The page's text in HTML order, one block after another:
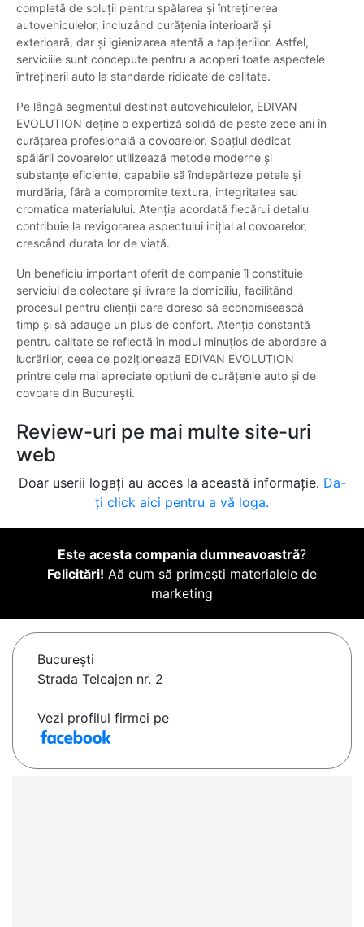
completă de soluții pentru spălarea și întreținerea
autovehiculelor, incluzând curățenia interioară și
exterioară, dar și igienizarea atentă a tapițeriilor. Astfel,
serviciile sunt concepute pentru a acoperi toate aspectele
întreținerii auto la standarde ridicate de calitate.
Pe lângă segmentul destinat autovehiculelor, EDIVAN
EVOLUTION deține o expertiză solidă de peste zece ani în
curățarea profesională a covoarelor. Spațiul dedicat
spălării covoarelor utilizează metode moderne și
substanțe eficiente, capabile să îndepărteze petele și
murdăria, fără a compromite textura, integritatea sau
cromatica materialului. Atenția acordată fiecărui detaliu
contribuie la revigorarea aspectului inițial al covoarelor,
crescând durata lor de viață.
Un beneficiu important oferit de companie îl constituie
serviciul de colectare și livrare la domiciliu, facilitând
procesul pentru clienții care doresc să economisească
timp și să adauge un plus de confort. Atenția constantă
pentru calitate se reflectă în modul minuțios de abordare a
lucrărilor, ceea ce poziționează EDIVAN EVOLUTION
printre cele mai apreciate opțiuni de curățenie auto și de
covoare din București.
Review-uri pe mai multe site-uri
web
Doar userii logați au acces la această informație. Da-
ți click aici pentru a vă loga.
Este acesta compania dumneavoastră?
Felicitări! Aă cum să primești materialele de
marketing
Bucureşti
Strada Teleajen nr. 2
Vezi profilul firmei pe